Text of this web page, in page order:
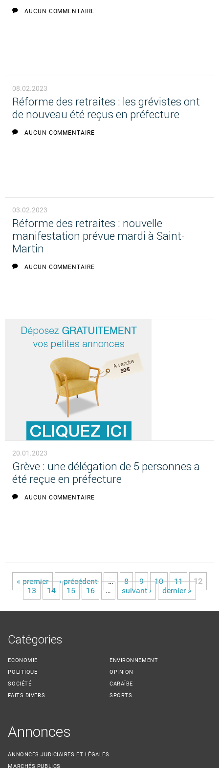
AUCUN COMMENTAIRE
08.02.2023
Réforme des retraites : les grévistes ont
de nouveau été reçus en préfecture
AUCUN COMMENTAIRE
03.02.2023
Réforme des retraites : nouvelle
manifestation prévue mardi à Saint-
Martin
AUCUN COMMENTAIRE
20.01.2023
Grève : une délégation de 5 personnes a
été reçue en préfecture
AUCUN COMMENTAIRE
Pages
« premier ‹ précédent … 8 9 10 11
12
13
14 15 16 … suivant › dernier »
Catégories
ECONOMIE
POLITIQUE
SOCIÉTÉ
FAITS DIVERS
ENVIRONNEMENT
OPINION
CARAÏBE
SPORTS
Annonces
ANNONCES JUDICIAIRES ET LÉGALES
MARCHÉS PUBLICS